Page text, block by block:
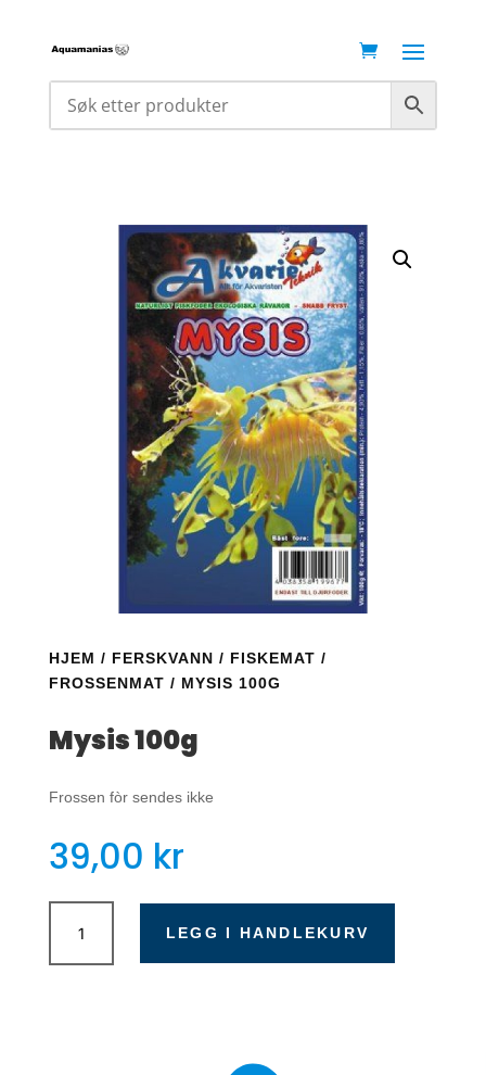
HJEM / FERSKVANN / FISKEMAT /
FROSSENMAT / MYSIS 100G
Mysis 100g
Frossen fòr sendes ikke
39,00 kr
Mysis
antall
LEGG I HANDLEKURV